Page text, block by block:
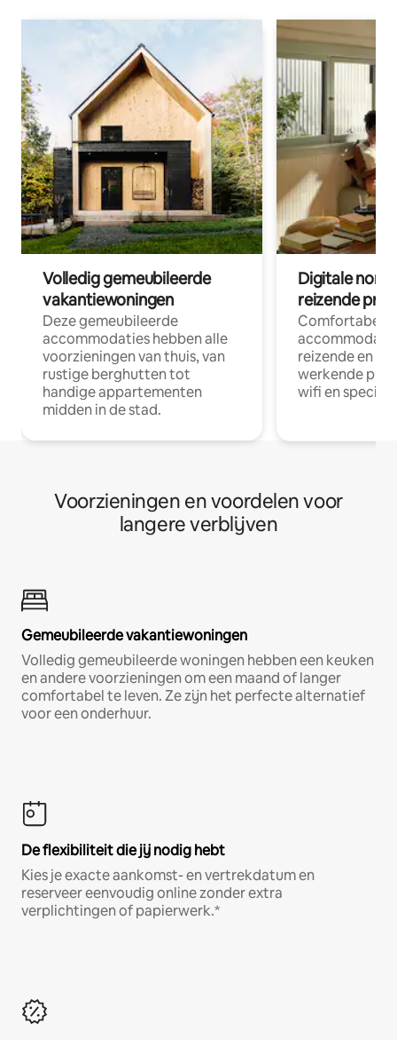
Volledig gemeubileerde
vakantiewoningen
Deze gemeubileerde
accommodaties hebben alle
voorzieningen van thuis, van
rustige berghutten tot
handige appartementen
midden in de stad.
Digitale
reizende
Comfortabele
reizende en
werkende
wifi en
Voorzieningen en voordelen voor
langere verblijven
Gemeubileerde vakantiewoningen
Volledig gemeubileerde woningen hebben een keuken
en andere voorzieningen om een maand of langer
comfortabel te leven. Ze zijn het perfecte alternatief
voor een onderhuur.
De flexibiliteit die jij nodig hebt
Kies je exacte aankomst- en vertrekdatum en
reserveer eenvoudig online zonder extra
verplichtingen of papierwerk.*